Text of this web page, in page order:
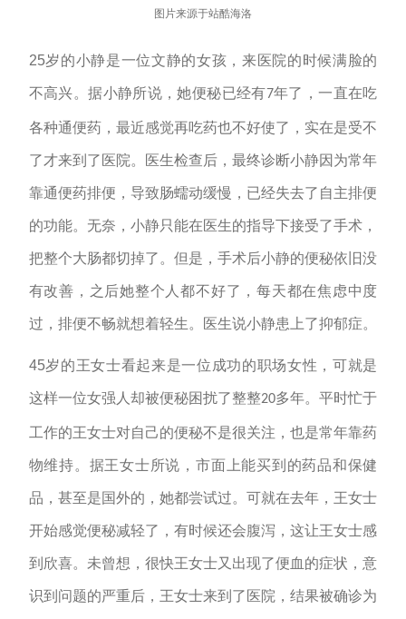
图片来源于站酷海洛
25岁的小静是一位文静的女孩，来医院的时候满脸的
不高兴。据小静所说，她便秘已经有7年了，一直在吃
各种通便药，最近感觉再吃药也不好使了，实在是受不
了才来到了医院。医生检查后，最终诊断小静因为常年
靠通便药排便，导致肠蠕动缓慢，已经失去了自主排便
的功能。无奈，小静只能在医生的指导下接受了手术，
把整个大肠都切掉了。但是，手术后小静的便秘依旧没
有改善，之后她整个人都不好了，每天都在焦虑中度
过，排便不畅就想着轻生。医生说小静患上了抑郁症。
45岁的王女士看起来是一位成功的职场女性，可就是
这样一位女强人却被便秘困扰了整整20多年。平时忙于
工作的王女士对自己的便秘不是很关注，也是常年靠药
物维持。据王女士所说，市面上能买到的药品和保健
品，甚至是国外的，她都尝试过。可就在去年，王女士
开始感觉便秘减轻了，有时候还会腹泻，这让王女士感
到欣喜。未曾想，很快王女士又出现了便血的症状，意
识到问题的严重后，王女士来到了医院，结果被确诊为